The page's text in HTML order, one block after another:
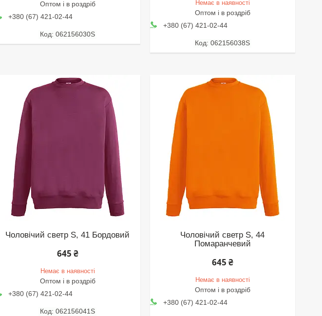
Оптом і в роздріб
+380 (67) 421-02-44
062156030S
Немає в наявності
Оптом і в роздріб
+380 (67) 421-02-44
062156038S
Чоловічий светр S, 41 Бордовий
645 ₴
Немає в наявності
Оптом і в роздріб
+380 (67) 421-02-44
062156041S
Чоловічий светр S, 44
Помаранчевий
645 ₴
Немає в наявності
Оптом і в роздріб
+380 (67) 421-02-44